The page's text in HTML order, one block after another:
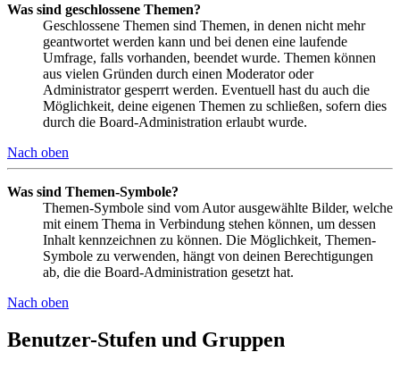
Was sind geschlossene Themen?
Geschlossene Themen sind Themen, in denen nicht mehr
geantwortet werden kann und bei denen eine laufende
Umfrage, falls vorhanden, beendet wurde. Themen können
aus vielen Gründen durch einen Moderator oder
Administrator gesperrt werden. Eventuell hast du auch die
Möglichkeit, deine eigenen Themen zu schließen, sofern dies
durch die Board-Administration erlaubt wurde.
Nach oben
Was sind Themen-Symbole?
Themen-Symbole sind vom Autor ausgewählte Bilder, welche
mit einem Thema in Verbindung stehen können, um dessen
Inhalt kennzeichnen zu können. Die Möglichkeit, Themen-
Symbole zu verwenden, hängt von deinen Berechtigungen
ab, die die Board-Administration gesetzt hat.
Nach oben
Benutzer-Stufen und Gruppen